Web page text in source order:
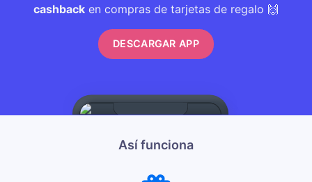
cashback en compras de tarjetas de regalo 🙌
DESCARGAR APP
Así funciona